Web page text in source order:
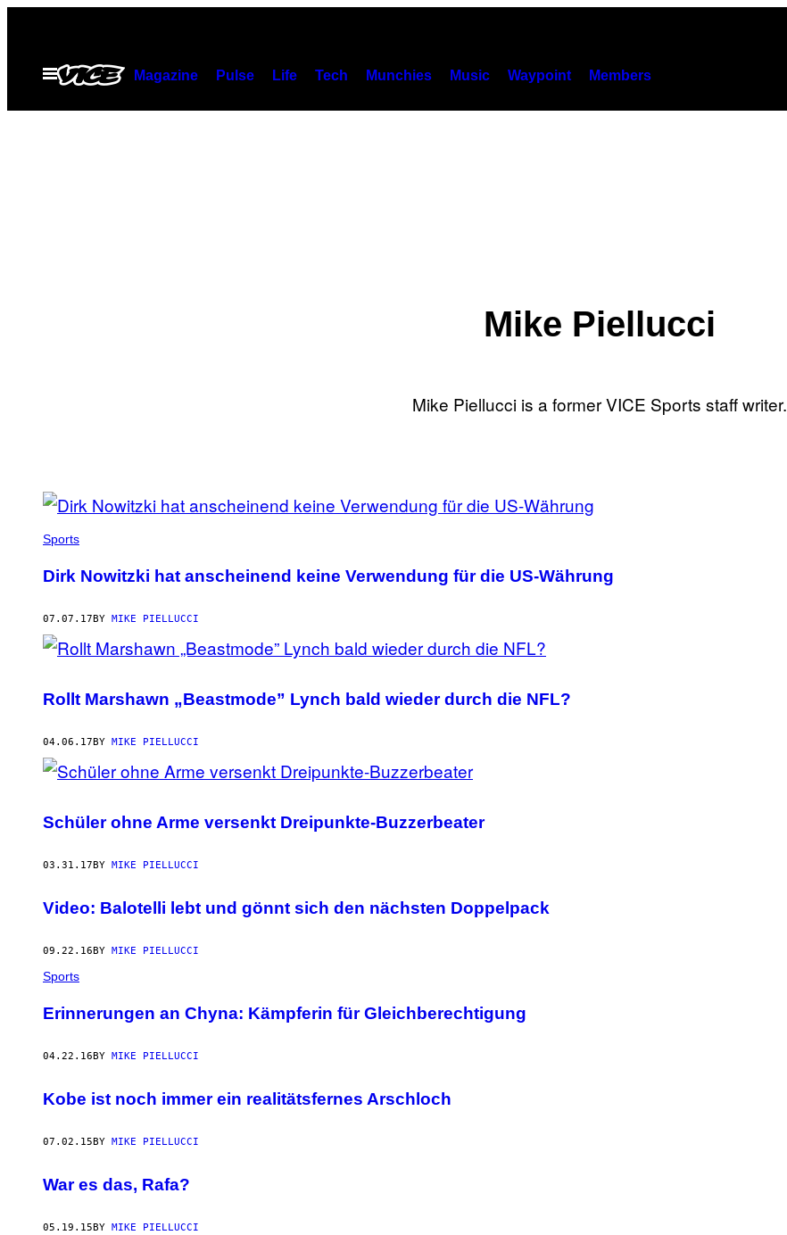
contentOpen
Menu
Magazine Pulse Life Tech Munchies Music Waypoint Members
Mike Piellucci
Mike Piellucci is a former VICE Sports staff writer.
POSTS
BY
THIS
Sports
Dirk Nowitzki hat anscheinend keine Verwendung für die US-Währung
07.07.17 BY MIKE PIELLUCCI
Rollt Marshawn „Beastmode” Lynch bald wieder durch die NFL?
04.06.17 BY MIKE PIELLUCCI
Schüler ohne Arme versenkt Dreipunkte-Buzzerbeater
03.31.17 BY MIKE PIELLUCCI
Video: Balotelli lebt und gönnt sich den nächsten Doppelpack
09.22.16 BY MIKE PIELLUCCI
Sports
Erinnerungen an Chyna: Kämpferin für Gleichberechtigung
04.22.16 BY MIKE PIELLUCCI
Kobe ist noch immer ein realitätsfernes Arschloch
07.02.15 BY MIKE PIELLUCCI
War es das, Rafa?
05.19.15 BY MIKE PIELLUCCI